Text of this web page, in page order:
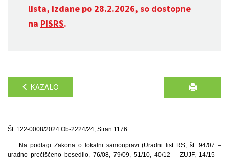
lista, izdane po 28.2.2026, so dostopne
na PISRS.
KAZALO
Št. 122-0008/2024 Ob-2224/24, Stran 1176
Na podlagi Zakona o lokalni samoupravi (Uradni list RS, št. 94/07 –
uradno prečiščeno besedilo, 76/08, 79/09, 51/10, 40/12 – ZUJF, 14/15 –